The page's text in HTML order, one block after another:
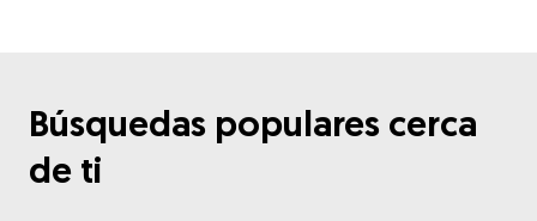
Búsquedas populares cerca
de ti